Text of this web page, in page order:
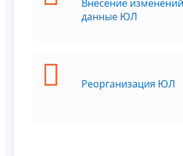
Внесение
данные ЮЛ
Реорганизация ЮЛ